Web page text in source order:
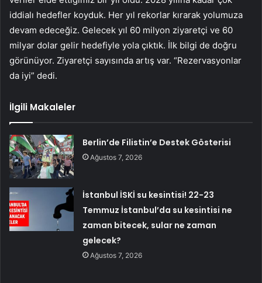
iddialı hedefler koyduk. Her yıl rekorlar kırarak yolumuza
devam edeceğiz. Gelecek yıl 60 milyon ziyaretçi ve 60
milyar dolar gelir hedefiyle yola çıktık. İlk bilgi de doğru
görünüyor. Ziyaretçi sayısında artış var. “Rezervasyonlar
da iyi” dedi.
İlgili Makaleler
Berlin’de Filistin’e Destek Gösterisi
Ağustos 7, 2026
İstanbul İSKİ su kesintisi! 22-23
Temmuz İstanbul’da su kesintisi ne
zaman bitecek, sular ne zaman
gelecek?
Ağustos 7, 2026